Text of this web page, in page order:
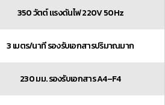
350 วัตต์ แรงดันไฟ 220V 50Hz
3 เมตร/นาที รองรับเอกสารปริมาณมาก
230 มม. รองรับเอกสาร A4–F4